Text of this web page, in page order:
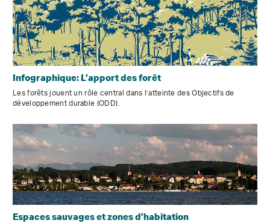
Infographique: L’apport des forêt
Les forêts jouent un rôle central dans l’atteinte des Objectifs de
développement durable (ODD).
Espaces sauvages et zones d’habitation